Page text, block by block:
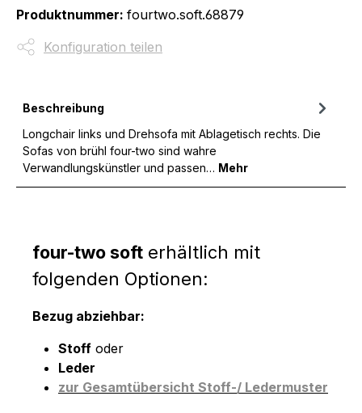
Produktnummer: fourtwo.soft.68879
Konfiguration teilen
Beschreibung
Longchair links und Drehsofa mit Ablagetisch rechts. Die
Sofas von brühl four-two sind wahre
Verwandlungskünstler und passen… Mehr
four-two soft erhältlich mit
folgenden Optionen:
Bezug abziehbar:
Stoff oder
Leder
zur Gesamtübersicht Stoff-/ Ledermuster